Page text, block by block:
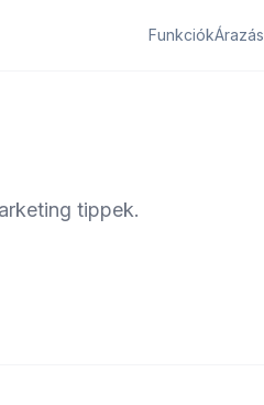
FunkciókÁrazás
tippek.